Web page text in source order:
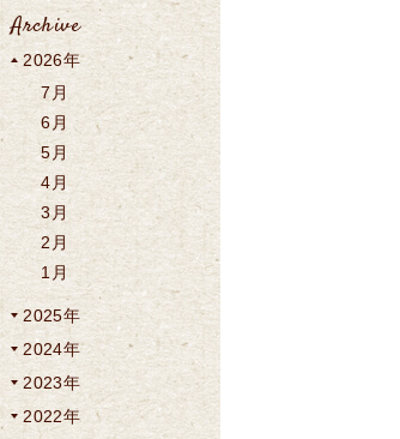
Archive
2026年
7月
6月
5月
4月
3月
2月
1月
2025年
2024年
2023年
2022年